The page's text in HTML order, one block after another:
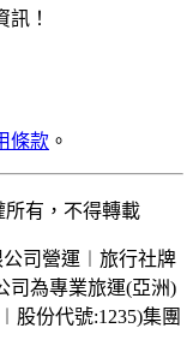
訊！
條款 。
有，不得轉載
公司營運︱旅行社牌
司為專業旅運(亞洲)
股份代號:1235)集團